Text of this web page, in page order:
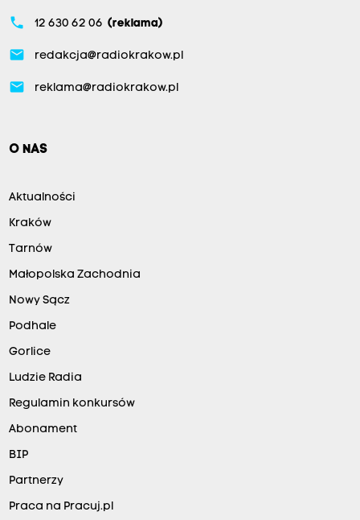
phone 12 630 62 06 (reklama)
email redakcja@radiokrakow.pl
email reklama@radiokrakow.pl
O NAS
Aktualności
Kraków
Tarnów
Małopolska Zachodnia
Nowy Sącz
Podhale
Gorlice
Ludzie Radia
Regulamin konkursów
Abonament
BIP
Partnerzy
Praca na Pracuj.pl